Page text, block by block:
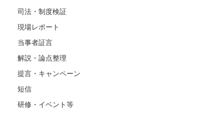
司法・制度検証
現場レポート
当事者証言
解説・論点整理
提言・キャンペーン
短信
研修・イベント等